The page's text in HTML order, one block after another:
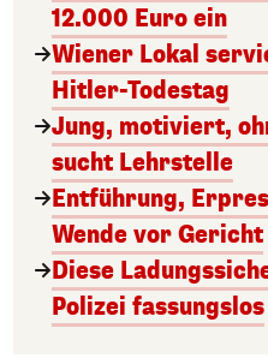
12.000 Euro ein
Wiener Lokal
Hitler-Todestag
Jung, motiviert,
sucht Lehrstelle
Entführung,
Wende vor Gericht
Diese
Polizei fassungslos